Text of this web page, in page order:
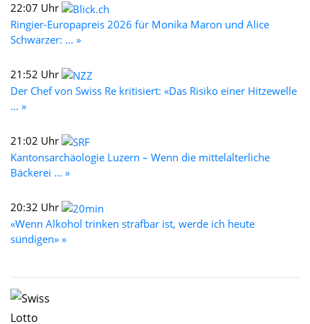
22:07 Uhr
Ringier-Europapreis 2026 für Monika Maron und Alice
Schwarzer: ... »
21:52 Uhr
Der Chef von Swiss Re kritisiert: «Das Risiko einer Hitzewelle
... »
21:02 Uhr
Kantonsarchäologie Luzern – Wenn die mittelalterliche
Bäckerei ... »
20:32 Uhr
«Wenn Alkohol trinken strafbar ist, werde ich heute
sündigen» »